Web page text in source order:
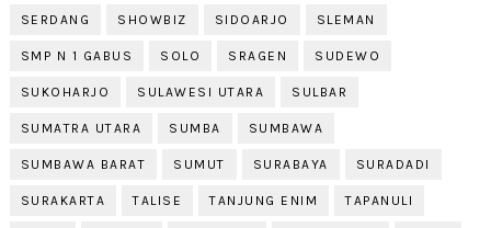
SERDANG SHOWBIZ SIDOARJO SLEMAN
SMP N 1 GABUS SOLO SRAGEN SUDEWO
SUKOHARJO SULAWESI UTARA SULBAR
SUMATRA UTARA SUMBA SUMBAWA
SUMBAWA BARAT SUMUT SURABAYA SURADADI
SURAKARTA TALISE TANJUNG ENIM TAPANULI